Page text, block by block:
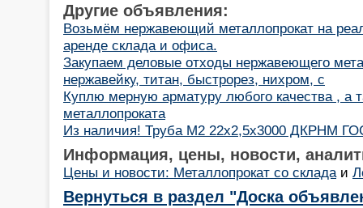
Другие объявления:
Возьмём нержавеющий металлопрокат на
аренде склада и офиса.
Закупаем деловые отходы нержавеющего
нержавейку, титан, быстрорез, нихром, с
Куплю мерную арматуру любого качества , а
металлопроката
Из наличия! Труба М2 22х2,5х3000 ДКРНМ
Информация, цены, новости,
Цены и новости: Металлопрокат со склада и
Вернуться в раздел "Доска